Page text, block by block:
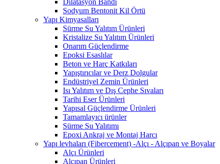
Dilatasyon Bandı
Sodyum Bentonit Kil Örtü
Yapı Kimyasalları
Sürme Su Yalıtım Ürünleri
Kristalize Su Yalıtım Ürünleri
Onarım Güçlendirme
Epoksi Esaslılar
Beton ve Harç Katkıları
Yapıştırıcılar ve Derz Dolgular
Endüstriyel Zemin Ürünleri
Isı Yalıtım ve Dış Cephe Sıvaları
Tarihi Eser Ürünleri
Yapısal Güçlendirme Ürünleri
Tamamlayıcı ürünler
Sürme Su Yalıtımı
Epoxi Ankraj ve Montaj Harcı
Yapı levhaları (Fibercement) -Alçı - Alçıpan ve Boyalar
Alçı Ürünleri
Alçıpan Ürünleri